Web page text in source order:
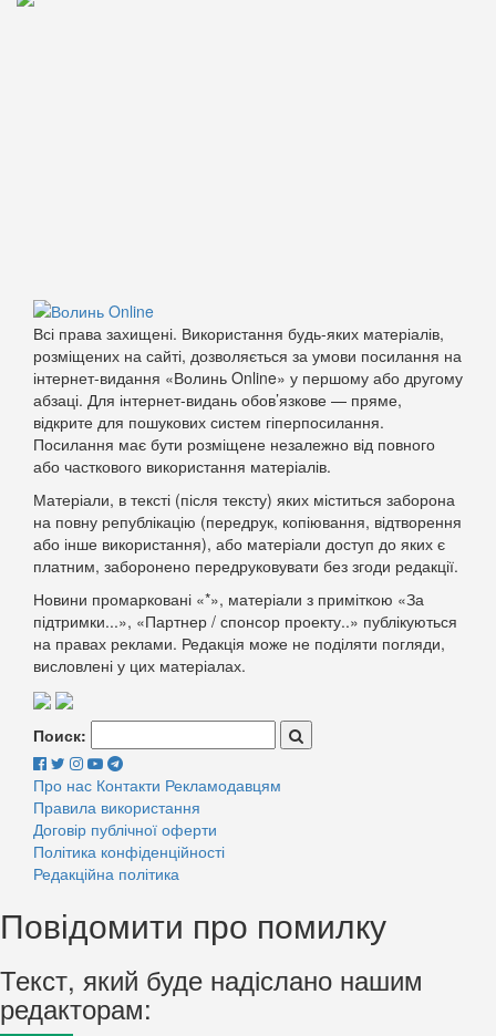
Всі права захищені. Використання будь-яких матеріалів,
розміщених на сайті, дозволяється за умови посилання на
інтернет-видання «Волинь Online» у першому або другому
абзаці. Для інтернет-видань обов’язкове — пряме,
відкрите для пошукових систем гіперпосилання.
Посилання має бути розміщене незалежно від повного
або часткового використання матеріалів.
Матеріали, в тексті (після тексту) яких міститься заборона
на повну републікацію (передрук, копіювання, відтворення
або інше використання), або матеріали доступ до яких є
платним, заборонено передруковувати без згоди редакції.
Новини промарковані «*», матеріали з приміткою «За
підтримки...», «Партнер / спонсор проекту..» публікуються
на правах реклами. Редакція може не поділяти погляди,
висловлені у цих матеріалах.
Поиск:
Про нас Контакти Рекламодавцям
Правила використання
Договір публічної оферти
Політика конфіденційності
Редакційна політика
Повідомити про помилку
Текст, який буде надіслано нашим
редакторам: